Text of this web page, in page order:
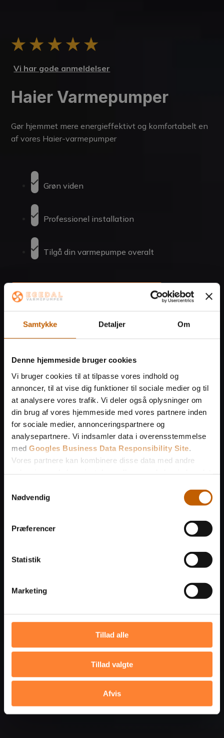
Samtykke Detaljer Om
Denne hjemmeside bruger cookies
Vi bruger cookies til at tilpasse vores indhold og
annoncer, til at vise dig funktioner til sociale medier og til
at analysere vores trafik. Vi deler også oplysninger om
din brug af vores hjemmeside med vores partnere inden
for sociale medier, annonceringspartnere og
analysepartnere. Vi indsamler data i overensstemmelse
med Googles Business Data Responsibility Site
Vores partnere kan kombinere disse data med andre
Nødvendig
Præferencer
Statistik
Marketing
Tillad alle
Tillad valgte
Afvis
Få et tilbud
Vi vender tilbage hurtigst muligt.
Vi har gode anmeldelser
Haier Varmepumper
Gør hjemmet mere energieffektivt og komfortabelt en
af vores Haier-varmepumper
Grøn viden
Professionel installation
Tilgå din varmepumpe overalt
Ring til os
42 73 41 43
Har du spørgsmål?
Kontakt os